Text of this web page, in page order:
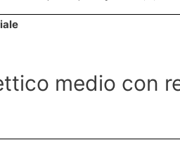
medio con